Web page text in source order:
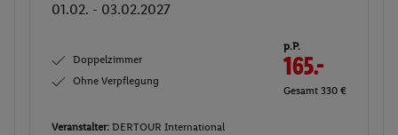
01.02. - 03.02.2027
Doppelzimmer
Ohne Verpflegung
p.P.
165.-
Gesamt 330 €
Veranstalter: DERTOUR International